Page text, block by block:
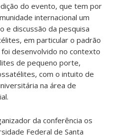
do evento, que tem por
internacional um
e discussão da pesquisa
em particular o padrão
desenvolvido no contexto
de pequeno porte,
com o intuito de
na área de
da conferência os
Federal de Santa